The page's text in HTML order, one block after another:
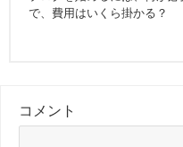
で、費用はいくら掛かる？
コメント